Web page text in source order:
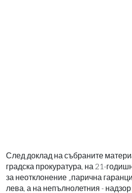
След доклад на събраните
градска прокуратура, на 21-
за неотклонение „парична
лева, а на непълнолетния -